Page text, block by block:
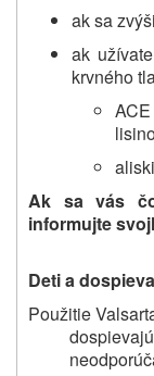
ak sa
ak
krvného
Ak sa vás
informujte
Deti a
Použitie